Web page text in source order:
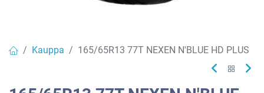
Kauppa 165/65R13 77T NEXEN N'BLUE HD PLUS